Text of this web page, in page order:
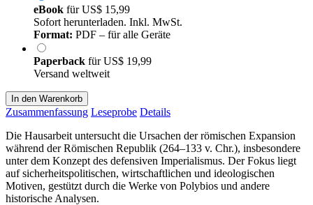
eBook fürUS$ 15,99
Sofort herunterladen. Inkl. MwSt.
Format: PDF – für alle Geräte
Paperback fürUS$ 19,99
Versand weltweit
In den Warenkorb
Zusammenfassung Leseprobe Details
Die Hausarbeit untersucht die Ursachen der römischen Expansion
während der Römischen Republik (264–133 v. Chr.), insbesondere
unter dem Konzept des defensiven Imperialismus. Der Fokus liegt
auf sicherheitspolitischen, wirtschaftlichen und ideologischen
Motiven, gestützt durch die Werke von Polybios und andere
historische Analysen.